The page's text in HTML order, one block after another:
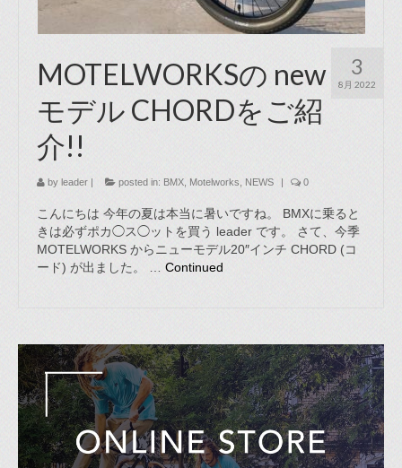
3
8月 2022
MOTELWORKSの new
モデル CHORDをご紹
介!!
by leader | posted in: BMX Motelworks NEWS | 0
こんにちは 今年の夏は本当に暑いですね。 BMXに乗ると
きは必ずポカ◯ス◯ットを買う leader です。 さて、今季
MOTELWORKS からニューモデル20″インチ CHORD (コ
ード) が出ました。 … Continued